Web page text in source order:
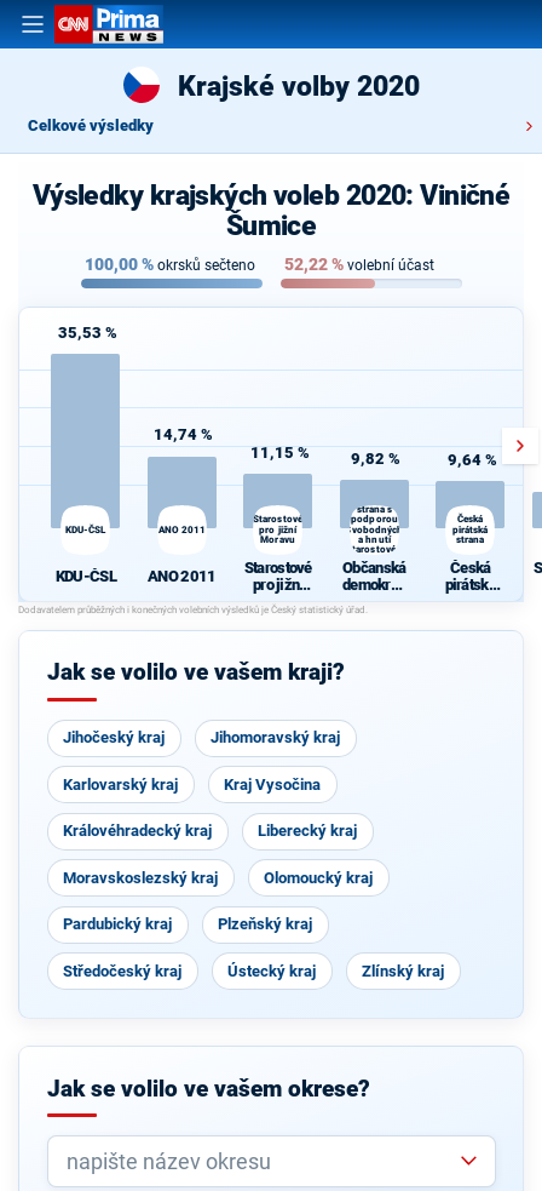
Krajské volby 2020
Celkové výsledky
Výsledky krajských voleb 2020: Viničné
Šumice
100,00% okrsků sečteno 52,22% volební účast
35,53 %
KDU-ČSL
KDU-ČSL
14,74 %
ANO 2011
ANO 2011
11,15 %
Starostové
pro jižní
Moravu
Starostové
pro jižní
Moravu
9,82 %
strana s
podporou
Svobodných
a hnutí
Starostové a
osobnosti
pro Moravu
Občanská
demokrati
cká strana
s podporou
Svobodný
Starostové
Moravu
9,64 %
Česká
pirátská
strana
Česká
pirátská
strana
Jak se volilo ve vašem kraji?
Jihočeský kraj Jihomoravský kraj
Karlovarský kraj Kraj Vysočina
Královéhradecký kraj Liberecký kraj
Moravskoslezský kraj Olomoucký kraj
Pardubický kraj Plzeňský kraj
Středočeský kraj Ústecký kraj Zlínský kraj
Jak se volilo ve vašem okrese?